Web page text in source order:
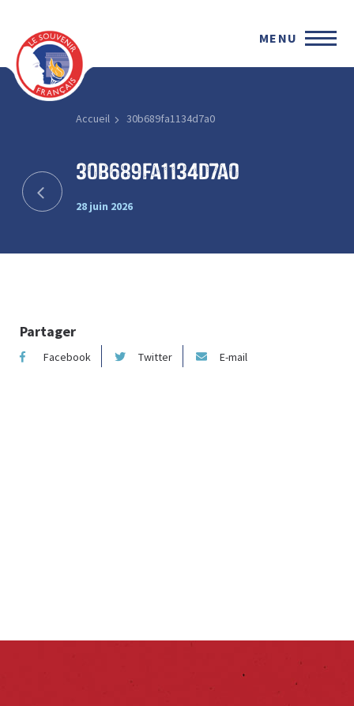
MENU
Accueil 30b689fa1134d7a0
30b689fa1134d7a0
28 juin 2026
Partager
Facebook Twitter E-mail